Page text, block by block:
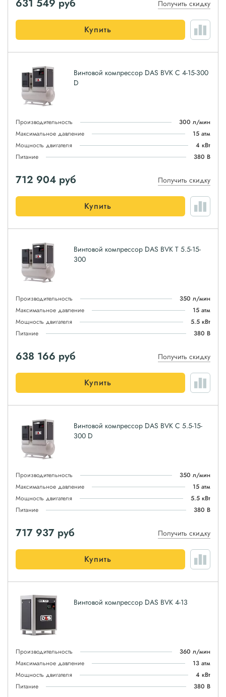
631 549 руб Получить скидку
Купить
Винтовой компрессор DAS BVK C 4-15-300
D
Производительность
300 л/мин
Максимальное давление
15 атм
Мощность двигателя
4 кВт
Питание
380 В
712 904 руб Получить скидку
Купить
Винтовой компрессор DAS BVK T 5.5-15-
300
Производительность
350 л/мин
Максимальное давление
15 атм
Мощность двигателя
5.5 кВт
Питание
380 В
638 166 руб Получить скидку
Купить
Винтовой компрессор DAS BVK C 5.5-15-
300 D
Производительность
350 л/мин
Максимальное давление
15 атм
Мощность двигателя
5.5 кВт
Питание
380 В
717 937 руб Получить скидку
Купить
Винтовой компрессор DAS BVK 4-13
Производительность
360 л/мин
Максимальное давление
13 атм
Мощность двигателя
4 кВт
Питание
380 В